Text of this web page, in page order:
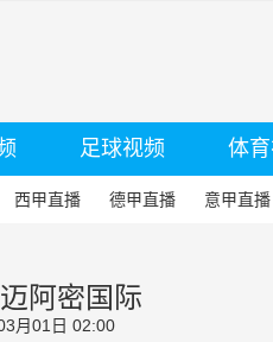
足球视频 体
西甲直播 德甲直播 意甲直播
阿密国际
月01日 02:00